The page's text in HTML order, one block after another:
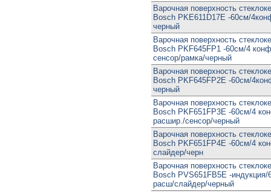
Варочная поверхность
Bosch PKE611D17E -60см/
черный
Варочная поверхность
Bosch PKF645FP1 -60см/4
сенсор/рамка/черный
Варочная поверхность
Bosch PKF645FP2E -60см/
черный
Варочная поверхность
Bosch PKF651FP3E -60см/4
расшир./сенсор/черный
Варочная поверхность
Bosch PKF651FP4E -60см/4
слайдер/черн
Варочная поверхность
Bosch PVS651FB5E -
расш/слайдер/черный